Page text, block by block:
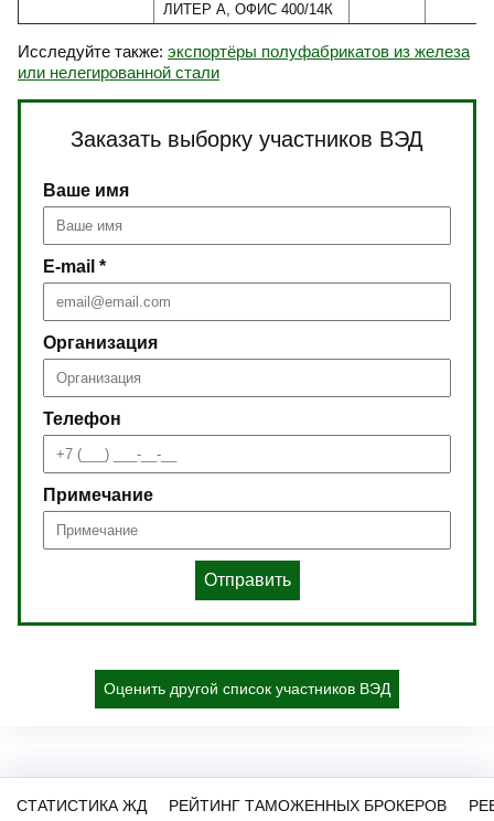
ЛИТЕР А, ОФИС 400/14К
Исследуйте также: экспортёры полуфабрикатов из железа
или нелегированной стали
Заказать выборку участников ВЭД
Ваше имя
E-mail *
Организация
Телефон
Примечание
Отправить
Оценить другой список участников ВЭД
СТАТИСТИКА ЖД РЕЙТИНГ ТАМОЖЕННЫХ БРОКЕРОВ